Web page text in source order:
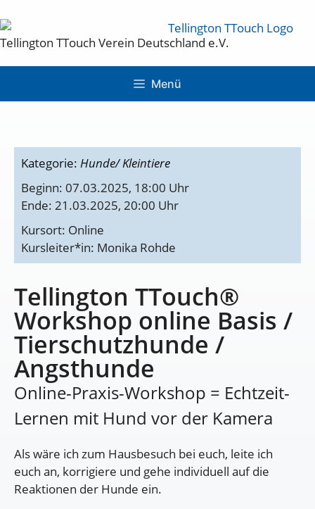
Tellington TTouch Verein Deutschland e.V.
Menü
Kategorie: Hunde/ Kleintiere
Beginn: 07.03.2025, 18:00 Uhr
Ende: 21.03.2025, 20:00 Uhr
Kursort: Online
Kursleiter*in: Monika Rohde
Tellington TTouch®
Workshop online Basis /
Tierschutzhunde /
Angsthunde
Online-Praxis-Workshop = Echtzeit-
Lernen mit Hund vor der Kamera
Als wäre ich zum Hausbesuch bei euch, leite ich
euch an, korrigiere und gehe individuell auf die
Reaktionen der Hunde ein.